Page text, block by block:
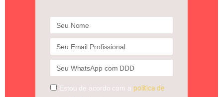
Estou de acordo com a política de